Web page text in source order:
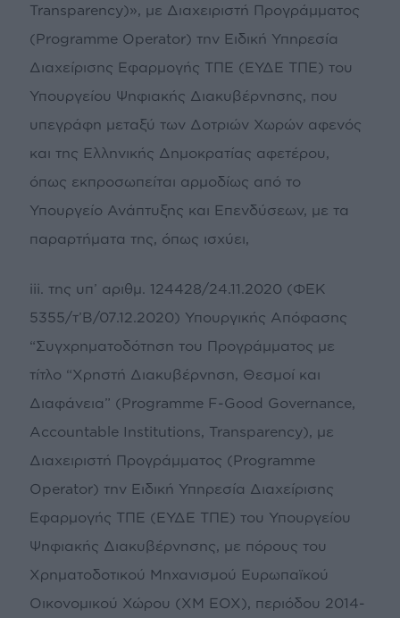
Transparency)», με Διαχειριστή Προγράμματος
(Programme Operator) την Ειδική Υπηρεσία
Διαχείρισης Εφαρμογής ΤΠΕ (ΕΥΔΕ ΤΠΕ) του
Υπουργείου Ψηφιακής Διακυβέρνησης, που
υπεγράφη μεταξύ των Δοτριών Χωρών αφενός
και της Ελληνικής Δημοκρατίας αφετέρου,
όπως εκπροσωπείται αρμοδίως από το
Υπουργείο Ανάπτυξης και Επενδύσεων, με τα
παραρτήματα της, όπως ισχύει,
iii. της υπ’ αριθμ. 124428/24.11.2020 (ΦΕΚ
5355/τ’Β/07.12.2020) Υπουργικής Απόφασης
“Συγχρηματοδότηση του Προγράμματος με
τίτλο “Χρηστή Διακυβέρνηση, Θεσμοί και
Διαφάνεια” (Programme F-Good Governance,
Accountable Institutions, Transparency), με
Διαχειριστή Προγράμματος (Programme
Operator) την Ειδική Υπηρεσία Διαχείρισης
Εφαρμογής ΤΠΕ (ΕΥΔΕ ΤΠΕ) του Υπουργείου
Ψηφιακής Διακυβέρνησης, με πόρους του
Χρηματοδοτικού Μηχανισμού Ευρωπαϊκού
Οικονομικού Χώρου (ΧΜ ΕΟΧ), περιόδου 2014-